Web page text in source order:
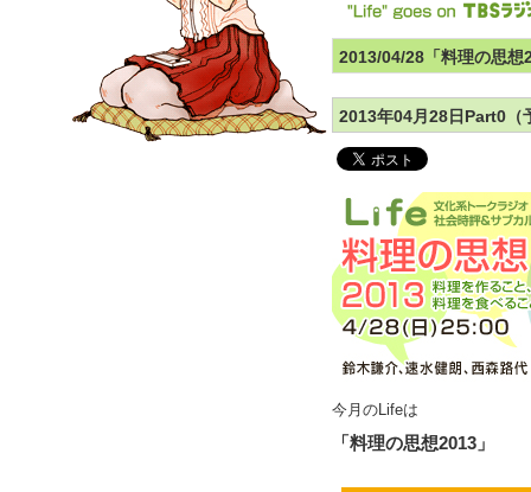
2013/04/28「料理の思想
2013年04月28日Part0（
今月のLifeは
「料理の思想2013」